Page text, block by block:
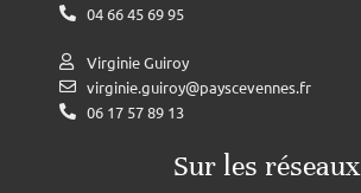
04 66 45 69 95
Virginie Guiroy
virginie.guiroy@payscevennes.fr
06 17 57 89 13
Sur les réseaux